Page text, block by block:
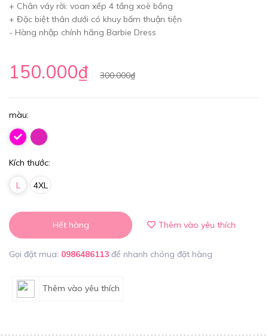
+ Chân váy rời: voan xếp 4 tầng xoè bồng
+ Đặc biệt thân dưới có khuy bấm thuận tiện
- Hàng nhập chính hãng Barbie Dress
150.000₫ 300.000₫
màu:
Kích thước:
L 4XL
Hết hàng Thêm vào yêu thích
Gọi đặt mua: 0986486113 để nhanh chóng đặt hàng
Thêm vào yêu thích